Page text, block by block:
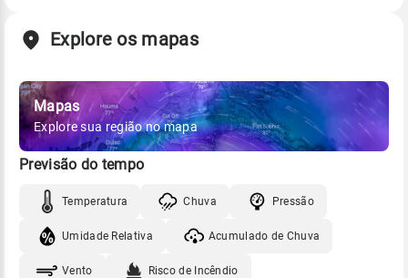
Explore os mapas
Mapas
Explore sua região no mapa
Previsão do tempo
Temperatura Chuva Pressão
Umidade Relativa Acumulado de Chuva
Vento Risco de Incêndio